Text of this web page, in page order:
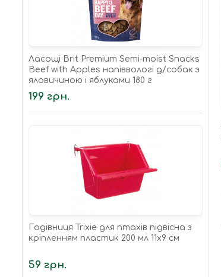
Ласощі Brit Premium Semi-moist Snacks
Beef with Apples напіввологі д/cобак з
яловичиною і яблуками 180 г
199 грн.
Годівниця Trixie для птахів підвісна з
кріпленням пластик 200 мл 11х9 см
59 грн.